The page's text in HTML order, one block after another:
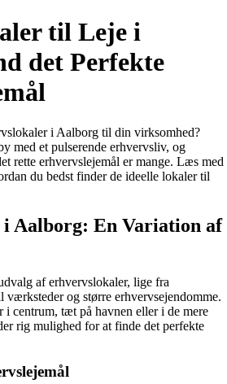
til Leje i
det Perfekte
i Aalborg til din virksomhed?
med et pulserende erhvervsliv, og
rette erhvervslejemål er mange. Læs med
du bedst finder de ideelle lokaler til
Aalborg: En Variation af
af erhvervslokaler, lige fra
og større erhvervsejendomme.
i centrum, tæt på havnen eller i de mere
rig mulighed for at finde det perfekte